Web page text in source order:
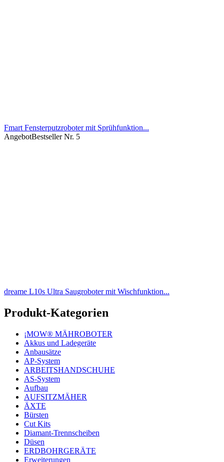
Fmart Fensterputzroboter mit Sprühfunktion...
AngebotBestseller Nr. 5
dreame L10s Ultra Saugroboter mit Wischfunktion...
Produkt-Kategorien
¡MOW® MÄHROBOTER
Akkus und Ladegeräte
Anbausätze
AP-System
ARBEITSHANDSCHUHE
AS-System
Aufbau
AUFSITZMÄHER
ÄXTE
Bürsten
Cut Kits
Diamant-Trennscheiben
Düsen
ERDBOHRGERÄTE
Erweiterungen